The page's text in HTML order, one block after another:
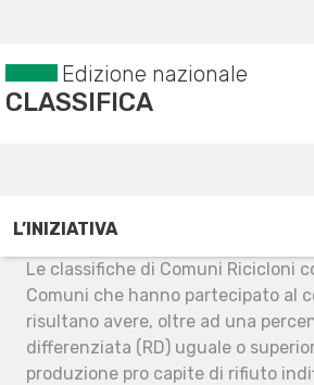
Edizione nazionale
CLASSIFICA
L’INIZIATIVA
Le classifiche di Comuni Ricicloni
Comuni che hanno partecipato al
risultano avere, oltre ad una
differenziata (RD) uguale o
produzione pro capite di rifiuto